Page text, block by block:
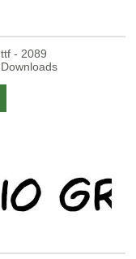
ttf - 2089
Downloads